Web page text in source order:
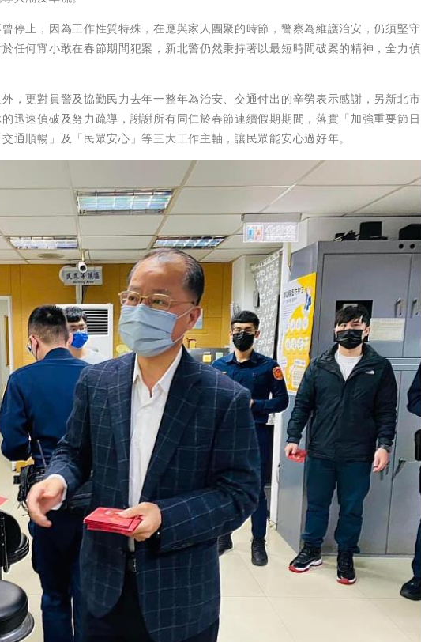
停止，因為工作性質特殊，在應與家人團聚的時節，警察為維護治安，仍須堅守
任何宵小敢在春節期間犯案，新北警仍然秉持著以最短時間破案的精神，全力偵
，更對員警及協勤民力去年一整年為治安、交通付出的辛勞表示感謝，另新北市
迅速偵破及努力疏導，謝謝所有同仁於春節連續假期期間，落實「加強重要節日
通順暢」及「民眾安心」等三大工作主軸，讓民眾能安心過好年。